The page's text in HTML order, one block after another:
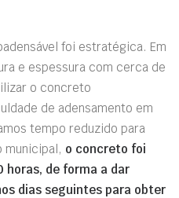
foi estratégica. Em
e espessura com cerca de
o concreto
de adensamento em
tempo reduzido para
municipal, o concreto foi
horas, de forma a dar
dias seguintes para obter